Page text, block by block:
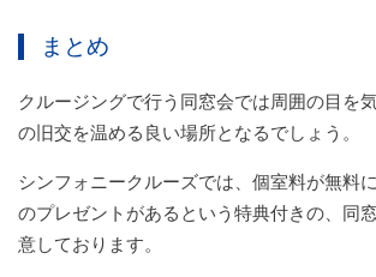
まとめ
クルージングで行う同窓会では周囲の目を
の旧交を温める良い場所となるでしょう。
シンフォニークルーズでは、個室料が無料
のプレゼントがあるという特典付きの、同
意しております。